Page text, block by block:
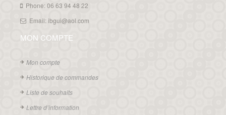
Phone: 06 63 94 48 22
Email: ibgui@aol.com
MON COMPTE
Mon compte
Historique de commandes
Liste de souhaits
Lettre d’information